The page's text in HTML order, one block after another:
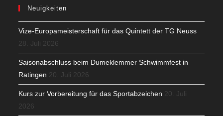
Neuigkeiten
Vize-Europameisterschaft für das Quintett der TG Neuss
28. Juli 2026
Saisonabschluss beim Dumeklemmer Schwimmfest in
Ratingen 20. Juli 2026
Kurs zur Vorbereitung für das Sportabzeichen 20. Juli
2026